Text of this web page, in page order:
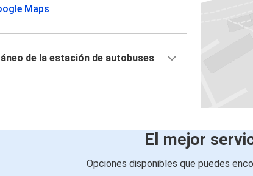
Maps
de la estación de autobuses
El mejor
Opciones disponibles que puedes